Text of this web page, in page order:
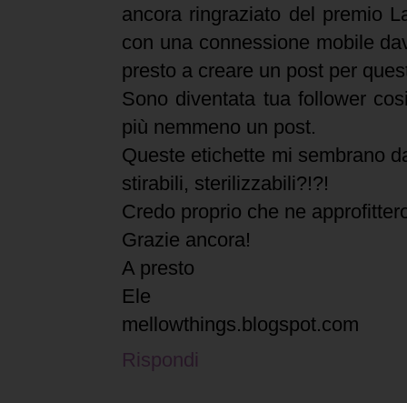
ancora ringraziato del premio
con una connessione mobile
presto a creare un post per
Sono diventata tua follower
più nemmeno un post.
Queste etichette mi sembrano
stirabili, sterilizzabili?!?!
Credo proprio che ne
Grazie ancora!
A presto
Ele
mellowthings.blogspot.com
Rispondi